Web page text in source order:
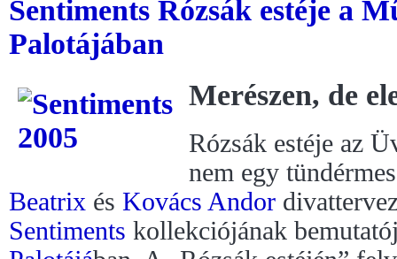
Sentiments Rózsák estéje a
Palotájában
Merészen, de
Rózsák estéje az
nem egy
Beatrix és Kovács Andor
Sentiments kollekciójának